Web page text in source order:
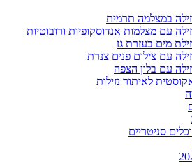
במצלמה תרמית
עם מצלמות אנדוסקופיות ורובוטיות
מים בעזרת גז
עם צילום פנים צנרת
עם בלון הצפה
לאיתור נזילות
סניטריים